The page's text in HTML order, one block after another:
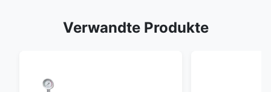
Verwandte Produkte